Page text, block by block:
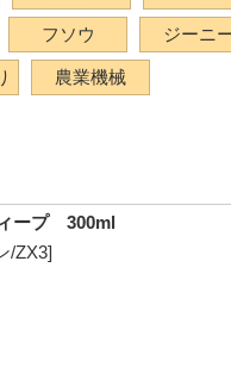
フソウ ジーニ
農業機械
ープ 300ml
/ZX3]